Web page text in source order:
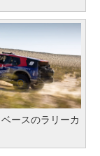
ースのラリーカ